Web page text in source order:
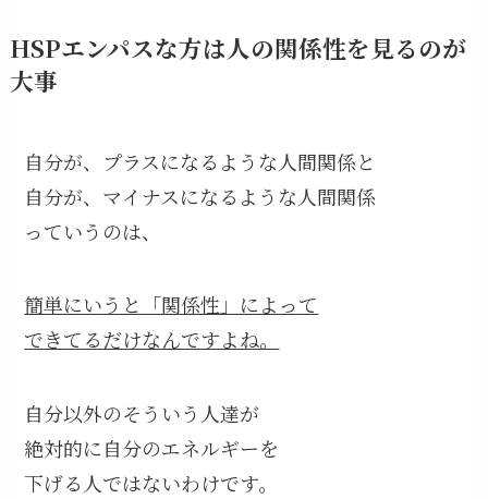
HSPエンパスな方は人の関係性を見るのが
大事
自分が、プラスになるような人間関係と
自分が、マイナスになるような人間関係
っていうのは、
簡単にいうと「関係性」によって
できてるだけなんですよね。
自分以外のそういう人達が
絶対的に自分のエネルギーを
下げる人ではないわけです。